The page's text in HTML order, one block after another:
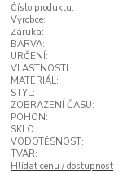
Číslo produktu:
Výrobce:
Záruka:
BARVA:
URČENÍ:
VLASTNOSTI:
MATERIÁL:
STYL:
ZOBRAZENÍ ČASU:
POHON:
SKLO:
VODOTĚSNOST:
TVAR:
Hlídat cenu / dostupnost